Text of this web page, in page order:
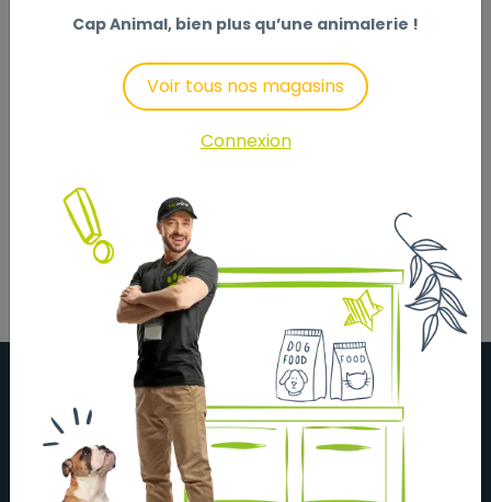
Description Laisser un avis
Premium collier, S–M: 30–45 cm/15 mm, océan
avec boucle réduisant la traction à partir de la taille
conforme à la protection des animaux selon § 18 (AT)
Cap Animal, bien plus qu’une animalerie !
Voir tous nos magasins
Connexion